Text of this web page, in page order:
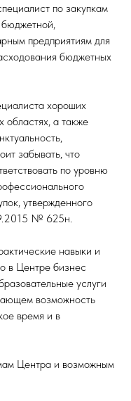
по закупкам
предприятиям для
бюджетных
хороших
областях, а также
забывать, что
по уровню
утвержденного
№ 625н.
навыки и
в Центре бизнес
услуги
возможность
время и в
Центра и возможным